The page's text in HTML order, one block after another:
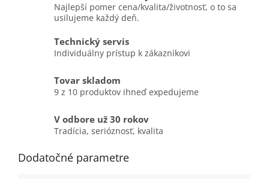
Najlepší pomer cena/kvalita/životnosť, o to sa
usilujeme každý deň.
Technický servis
Individuálny prístup k zákazníkovi
Tovar skladom
9 z 10 produktov ihneď expedujeme
V odbore už 30 rokov
Tradícia, serióznosť, kvalita
Dodatočné parametre